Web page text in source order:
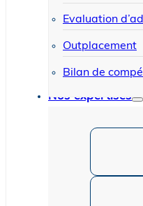
Evaluation
Outplacement
Bilan de
Nos expertises